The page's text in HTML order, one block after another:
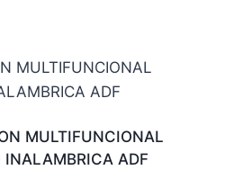
MULTIFUNCIONAL
ADF